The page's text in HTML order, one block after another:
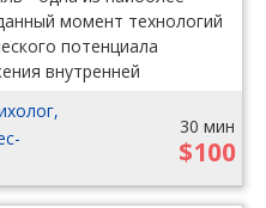
момент технологий
потенциала
внутренней
30 мин
$100